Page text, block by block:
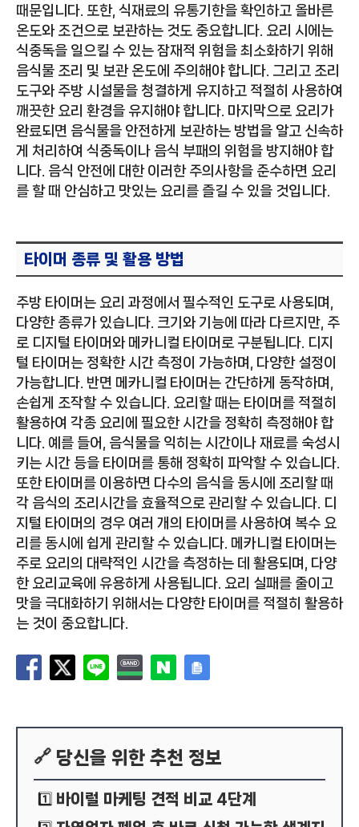
때문입니다. 또한, 식재료의 유통기한을 확인하고 올바른
온도와 조건으로 보관하는 것도 중요합니다. 요리 시에는
식중독을 일으킬 수 있는 잠재적 위험을 최소화하기 위해
음식물 조리 및 보관 온도에 주의해야 합니다. 그리고 조리
도구와 주방 시설물을 청결하게 유지하고 적절히 사용하여
깨끗한 요리 환경을 유지해야 합니다. 마지막으로 요리가
완료되면 음식물을 안전하게 보관하는 방법을 알고 신속하
게 처리하여 식중독이나 음식 부패의 위험을 방지해야 합
니다. 음식 안전에 대한 이러한 주의사항을 준수하면 요리
를 할 때 안심하고 맛있는 요리를 즐길 수 있을 것입니다.
타이머 종류 및 활용 방법
주방 타이머는 요리 과정에서 필수적인 도구로 사용되며,
다양한 종류가 있습니다. 크기와 기능에 따라 다르지만, 주
로 디지털 타이머와 메카니컬 타이머로 구분됩니다. 디지
털 타이머는 정확한 시간 측정이 가능하며, 다양한 설정이
가능합니다. 반면 메카니컬 타이머는 간단하게 동작하며,
손쉽게 조작할 수 있습니다. 요리할 때는 타이머를 적절히
활용하여 각종 요리에 필요한 시간을 정확히 측정해야 합
니다. 예를 들어, 음식물을 익히는 시간이나 재료를 숙성시
키는 시간 등을 타이머를 통해 정확히 파악할 수 있습니다.
또한 타이머를 이용하면 다수의 음식을 동시에 조리할 때
각 음식의 조리시간을 효율적으로 관리할 수 있습니다. 디
지털 타이머의 경우 여러 개의 타이머를 사용하여 복수 요
리를 동시에 쉽게 관리할 수 있습니다. 메카니컬 타이머는
주로 요리의 대략적인 시간을 측정하는 데 활용되며, 다양
한 요리교육에 유용하게 사용됩니다. 요리 실패를 줄이고
맛을 극대화하기 위해서는 다양한 타이머를 적절히 활용하
는 것이 중요합니다.
🔗 당신을 위한 추천 정보
1️⃣ 바이럴 마케팅 견적 비교 4단계